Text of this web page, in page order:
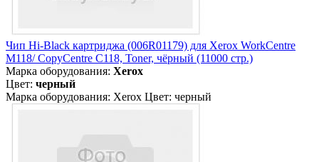
Чип Hi-Black картриджа (006R01179) для Xerox WorkCentre
M118/ CopyCentre C118, Toner, чёрный (11000 стр.)
Марка оборудования: Xerox
Цвет: черный
Марка оборудования: Xerox Цвет: черный